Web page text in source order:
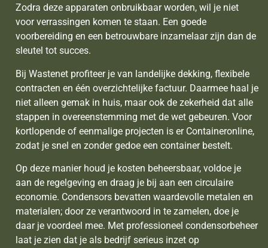
Zodra deze apparaten onbruikbaar worden, wil je niet
voor verrassingen komen te staan. Een goede
voorbereiding en een betrouwbare inzamelaar zijn dan de
sleutel tot succes.
Bij Wastenet profiteer je van landelijke dekking, flexibele
contracten en één overzichtelijke factuur. Daarmee haal je
niet alleen gemak in huis, maar ook de zekerheid dat alle
stappen in overeenstemming met de wet gebeuren. Voor
kortlopende of eenmalige projecten is er Containeronline,
zodat je snel en zonder gedoe een container bestelt.
Op deze manier houd je kosten beheersbaar, voldoe je
aan de regelgeving en draag je bij aan een circulaire
economie. Condensors bevatten waardevolle metalen en
materialen; door ze verantwoord in te zamelen, doe je
daar je voordeel mee. Met professioneel condensorbeheer
laat je zien dat je als bedrijf serieus inzet op